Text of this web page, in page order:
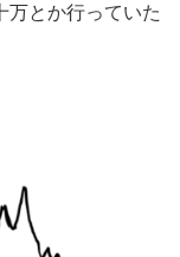
万とか行っていた